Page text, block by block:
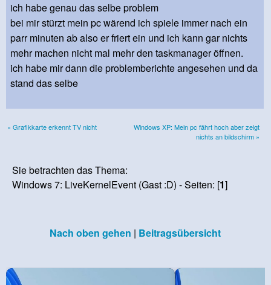
ich habe genau das selbe problem
bei mir stürzt mein pc wärend ich spiele immer nach ein
parr minuten ab also er friert ein und ich kann gar nichts
mehr machen nicht mal mehr den taskmanager öffnen.
ich habe mir dann die problemberichte angesehen und da
stand das selbe
« Grafikkarte erkennt TV nicht
Windows XP: Mein pc fährt hoch aber zeigt
nichts an bildschirm »
Sie betrachten das Thema:
Windows 7: LiveKernelEvent (Gast :D) - Seiten: [1]
Nach oben gehen | Beitragsübersicht